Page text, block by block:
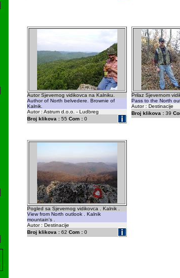
Autor Sjevernog vidikovca na Kalniku.
Author of North belvedere. Brownie of
Kalnik.
Autor : Astrum d.o.o. - Ludbreg
Broj klikova : 55 Com : 0
Prilaz Sjevernom
Pass to the North
Autor : Destinacije
Broj klikova : 39
Pogled sa Sjevernog vidikovca . Kalnik .
View from North outlook . Kalnik
mountain's .
Autor : Destinacije
Broj klikova : 62 Com : 0